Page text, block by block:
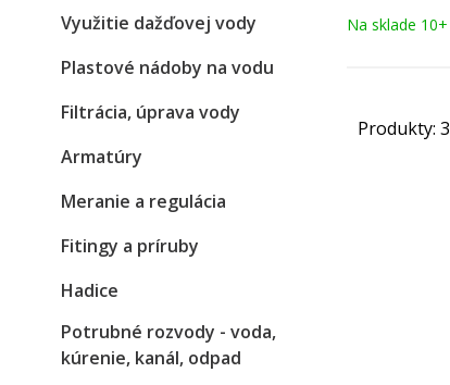
Na sklade 10+
Produkty: 3
Využitie dažďovej vody
Plastové nádoby na vodu
Filtrácia, úprava vody
Armatúry
Meranie a regulácia
Fitingy a príruby
Hadice
Potrubné rozvody - voda,
kúrenie, kanál, odpad